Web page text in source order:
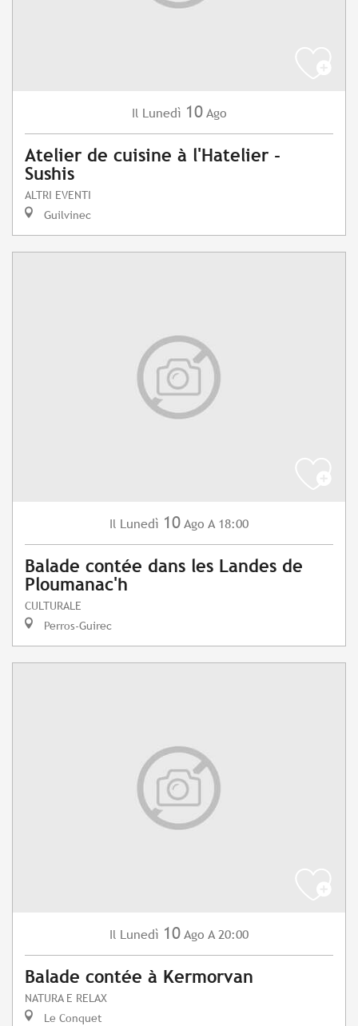
Il Lunedì 10 Ago
Atelier de cuisine à l'Hatelier -
Sushis
ALTRI EVENTI
Guilvinec
Il Lunedì 10 Ago A 18:00
Balade contée dans les Landes de
Ploumanac'h
CULTURALE
Perros-Guirec
Il Lunedì 10 Ago A 20:00
Balade contée à Kermorvan
NATURA E RELAX
Le Conquet